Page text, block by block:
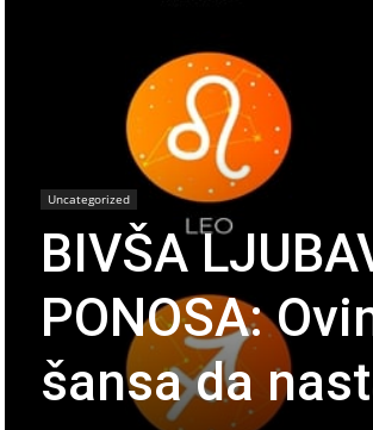
Uncategorized
BIVŠA
PONOSA:
šansa da